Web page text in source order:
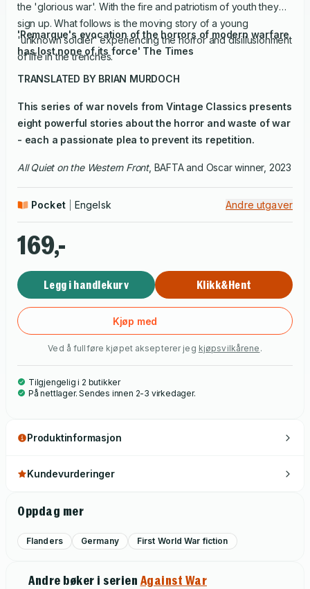
the 'glorious war'. With the fire and patriotism of youth they
sign up. What follows is the moving story of a young
'unknown soldier' experiencing the horror and disillusionment
of life in the trenches.
'Remarque's evocation of the horrors of modern warfare
has lost none of its force' The Times
TRANSLATED BY BRIAN MURDOCH
This series of war novels from Vintage Classics presents
eight powerful stories about the horror and waste of war
- each a passionate plea to prevent its repetition.
All Quiet on the Western Front, BAFTA and Oscar winner, 2023
Pocket Engelsk Andre utgaver
169,-
Legg i handlekurv Klikk&Hent
Kjøp med
Ved å fullføre kjøpet aksepterer jeg kjøpsvilkårene .
Tilgjengelig i 2 butikker
På nettlager. Sendes innen 2-3 virkedager.
Produktinformasjon
Kundevurderinger
Oppdag mer
Flanders Germany First World War fiction
Andre bøker i serien Against War